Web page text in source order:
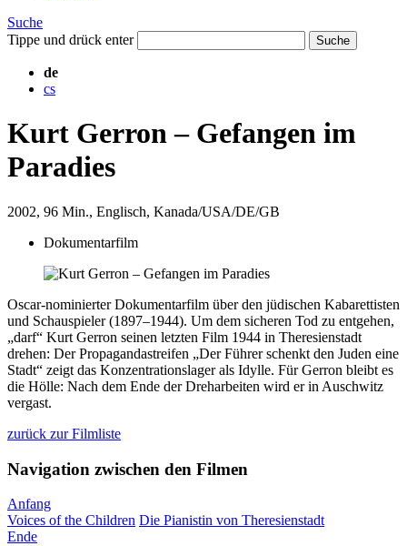
Suche
Tippe und drück enter
Suche
de
cs
Kurt Gerron – Gefangen im
Paradies
2002, 96 Min., Englisch, Kanada/USA/DE/GB
Dokumentarfilm
Oscar-nominierter Dokumentarfilm über den jüdischen Kabarettisten
und Schauspieler (1897–1944). Um dem sicheren Tod zu entgehen,
„darf“ Kurt Gerron seinen letzten Film 1944 in Theresienstadt
drehen: Der Propagandastreifen „Der Führer schenkt den Juden eine
Stadt“ zeigt das Konzentrationslager als Idylle. Für Gerron bleibt es
die Hölle: Nach dem Ende der Dreharbeiten wird er in Auschwitz
vergast.
zurück zur Filmliste
Navigation zwischen den Filmen
Anfang
Voices of the Children Die Pianistin von Theresienstadt
Ende